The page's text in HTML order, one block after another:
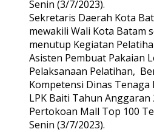
Sekretaris Daerah Kota
mewakili Wali Kota Batam
menutup Kegiatan
Asisten Pembuat Pakaian
Pelaksanaan Pelatihan,
Kompetensi Dinas Tenaga
LPK Baiti Tahun Anggaran
Pertokoan Mall Top 100
Senin (3/7/2023).